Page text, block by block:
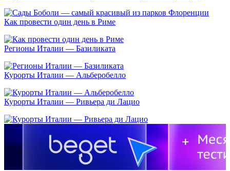
Как провести один день в Риме
Регионы Италии — Базиликата
Курорты Италии — Альберобелло
Курорты Италии — Ривьера ди Лацио